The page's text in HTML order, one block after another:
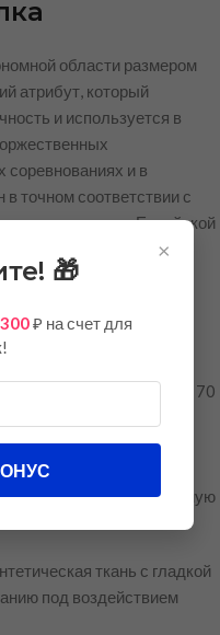
области размером
атрибут, который
и используется в
соревнованиях и в
точном соответствии с
символики Еврейской
тафетта плотностью 70
эластичность и
имеет характерный
флаг выглядит
и на улице в безветренную
ткань с гладкой
под воздействием
×
🎁
300₽ на счет для